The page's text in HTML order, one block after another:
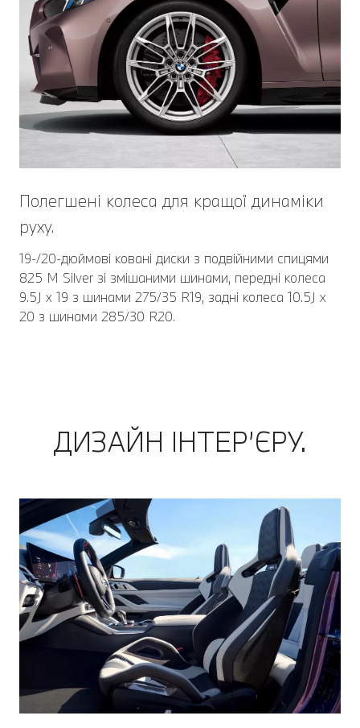
Полегшені колеса для кращої динаміки
руху.
19-/20-дюймові ковані диски з подвійними спицями
825 M Silver зі змішаними шинами, передні колеса
9.5J x 19 з шинами 275/35 R19, задні колеса 10.5J x
20 з шинами 285/30 R20.
ДИЗАЙН ІНТЕР’ЄРУ.